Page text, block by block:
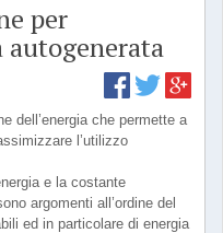
per
autogenerata
dell’energia che permette a
l’utilizzo
e la costante
argomenti all’ordine del
ed in particolare di energia